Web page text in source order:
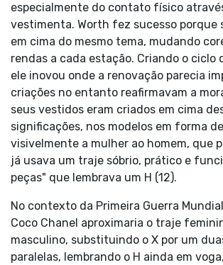
especialmente do contato físico
vestimenta. Worth fez sucesso porque
em cima do mesmo tema, mudando
rendas a cada estação. Criando o ciclo
ele inovou onde a renovação parecia
criações no entanto reafirmavam a
seus vestidos eram criados em cima
significações, nos modelos em forma
visivelmente a mulher ao homem, que
já usava um traje sóbrio, prático e
peças" que lembrava um H (12).
No contexto da Primeira Guerra
Coco Chanel aproximaria o traje
masculino, substituindo o X por um
paralelas, lembrando o H ainda em